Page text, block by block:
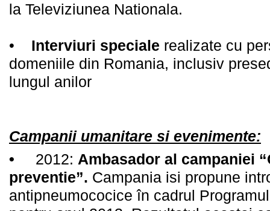
la Televiziunea Nationala.
• Interviuri speciale realizate cu
domeniile din Romania, inclusiv
lungul anilor
Campanii umanitare si evenimente:
• 2012: Ambasador al campaniei
preventie”. Campania isi propune
antipneumococice în cadrul